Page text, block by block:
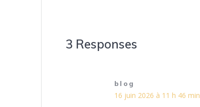
3 Responses
blog
16 juin 2026 à 11 h 46 min